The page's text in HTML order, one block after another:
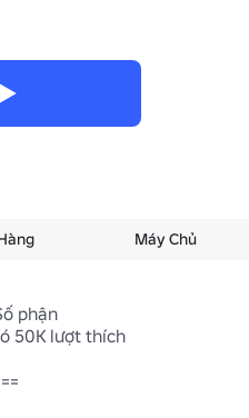
Máy Chủ
phận
50K lượt thích